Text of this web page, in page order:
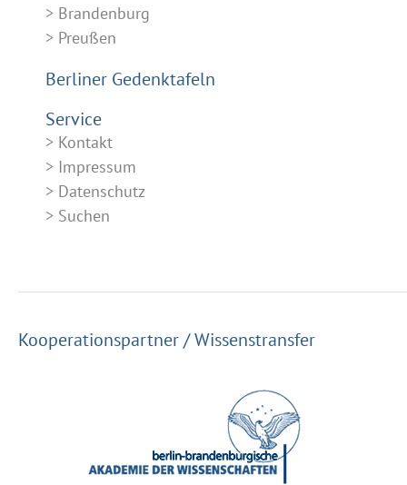
Brandenburg
Preußen
Berliner Gedenktafeln
Service
Kontakt
Impressum
Datenschutz
Suchen
Kooperationspartner / Wissenstransfer